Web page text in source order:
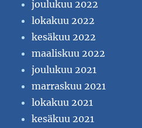
joulukuu 2022
lokakuu 2022
kesäkuu 2022
maaliskuu 2022
joulukuu 2021
marraskuu 2021
lokakuu 2021
kesäkuu 2021